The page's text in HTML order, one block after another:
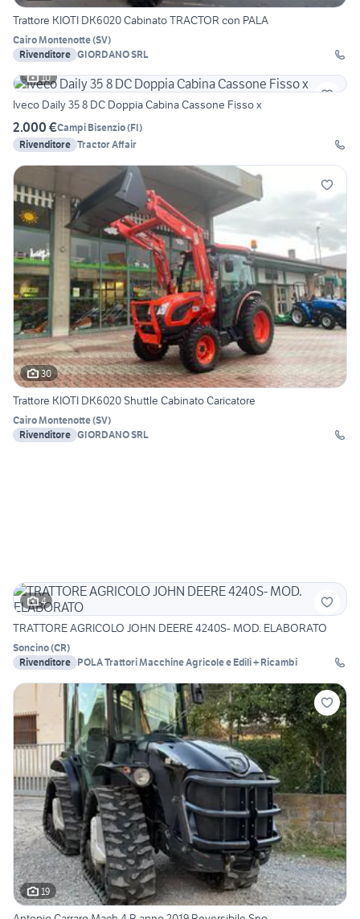
Trattore KIOTI DK6020 Cabinato TRACTOR con PALA
Cairo Montenotte(SV)
Rivenditore GIORDANO SRL
10
Iveco Daily 35 8 DC Doppia Cabina Cassone Fisso x
2.000 €Campi Bisenzio(FI)
Rivenditore Tractor Affair
30
Trattore KIOTI DK6020 Shuttle Cabinato Caricatore
Cairo Montenotte(SV)
Rivenditore GIORDANO SRL
4
TRATTORE AGRICOLO JOHN DEERE 4240S- MOD. ELABORATO
Soncino(CR)
Rivenditore
POLA Trattori Macchine Agricole e Edili + Ricambi
19